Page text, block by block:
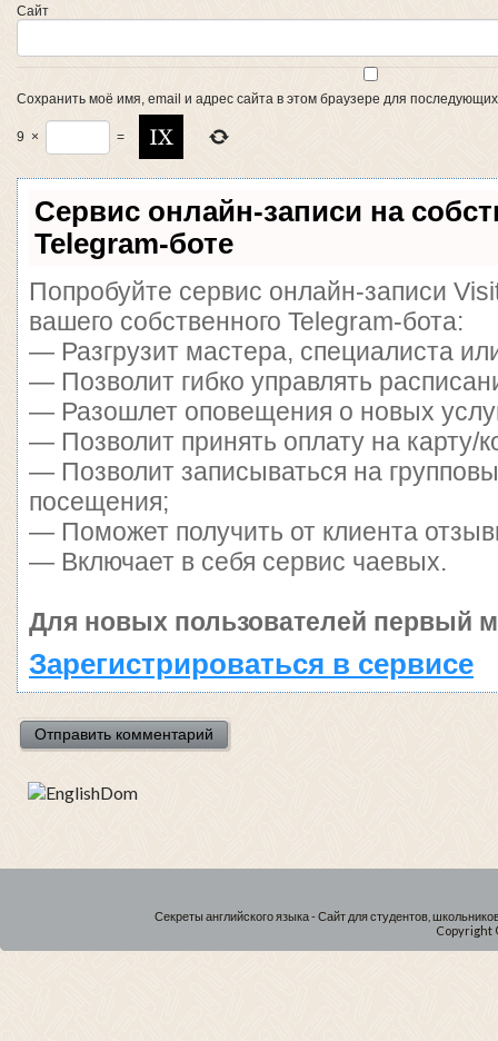
Сайт
Сохранить моё имя, email и адрес сайта в этом браузере для
9 × =
Сервис онлайн-записи на
Telegram-боте
Попробуйте сервис онлайн-записи
вашего собственного Telegram-бота:
— Разгрузит мастера, специалиста
— Позволит гибко управлять
— Разошлет оповещения о новых
— Позволит принять оплату на карту/
— Позволит записываться на
посещения;
— Поможет получить от клиента
— Включает в себя сервис чаевых.
Для новых пользователей первый
Зарегистрироваться в сервисе
Секреты английского языка - Сайт для студентов,
Copyright